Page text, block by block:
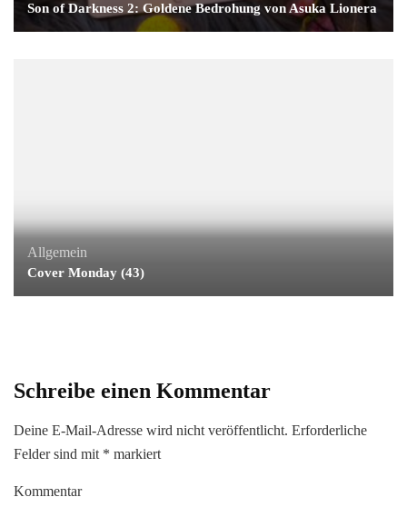
Son of Darkness 2: Goldene Bedrohung von Asuka Lionera
Allgemein
Cover Monday (43)
Schreibe einen Kommentar
Deine E-Mail-Adresse wird nicht veröffentlicht. Erforderliche
Felder sind mit * markiert
Kommentar